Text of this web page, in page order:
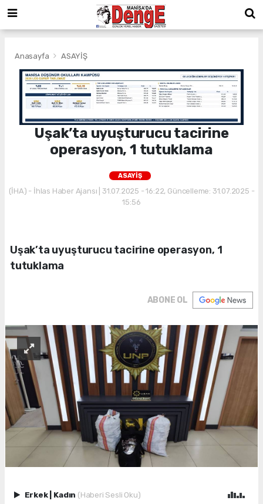
Anasayfa ASAYİŞ
Uşak’ta uyuşturucu tacirine
operasyon, 1 tutuklama
ASAYİŞ
(İHA) - İhlas Haber Ajansı | 31.07.2025 - 16:22, Güncelleme: 31.07.2025 -
15:56
Uşak’ta uyuşturucu tacirine operasyon, 1
tutuklama
ABONE OL
Erkek Kadın (Haberi Sesli Oku)